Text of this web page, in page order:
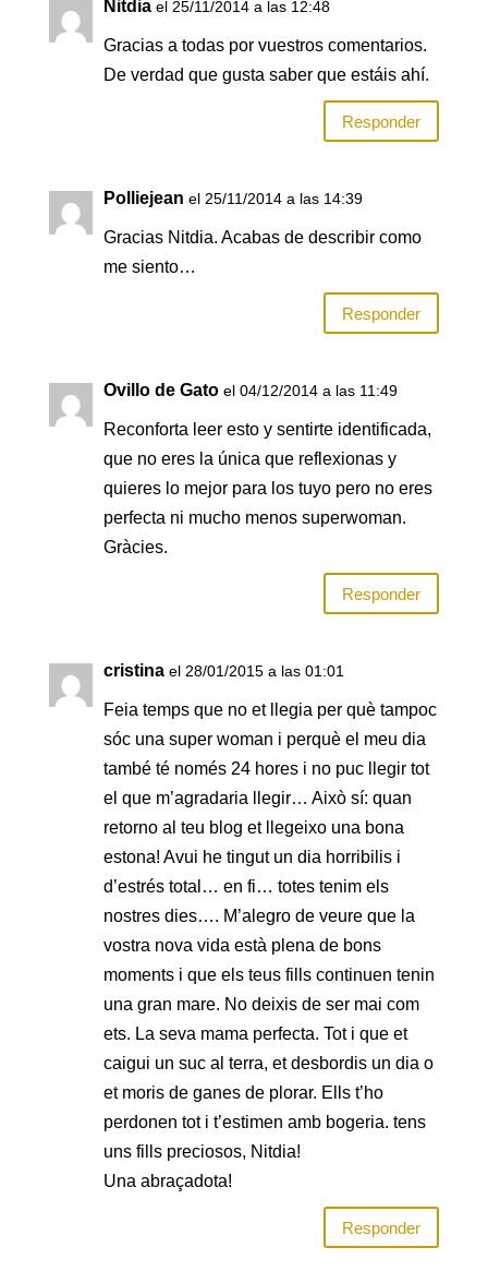
Nitdia el 25/11/2014 a las 12:48
Gracias a todas por vuestros comentarios.
De verdad que gusta saber que estáis ahí.
Responder
Polliejean el 25/11/2014 a las 14:39
Gracias Nitdia. Acabas de describir como
me siento…
Responder
Ovillo de Gato el 04/12/2014 a las 11:49
Reconforta leer esto y sentirte identificada,
que no eres la única que reflexionas y
quieres lo mejor para los tuyo pero no eres
perfecta ni mucho menos superwoman.
Gràcies.
Responder
cristina el 28/01/2015 a las 01:01
Feia temps que no et llegia per què tampoc
sóc una super woman i perquè el meu dia
també té només 24 hores i no puc llegir tot
el que m’agradaria llegir… Això sí: quan
retorno al teu blog et llegeixo una bona
estona! Avui he tingut un dia horribilis i
d’estrés total… en fi… totes tenim els
nostres dies…. M’alegro de veure que la
vostra nova vida està plena de bons
moments i que els teus fills continuen tenin
una gran mare. No deixis de ser mai com
ets. La seva mama perfecta. Tot i que et
caigui un suc al terra, et desbordis un dia o
et moris de ganes de plorar. Ells t’ho
perdonen tot i t’estimen amb bogeria. tens
uns fills preciosos, Nitdia!
Una abraçadota!
Responder